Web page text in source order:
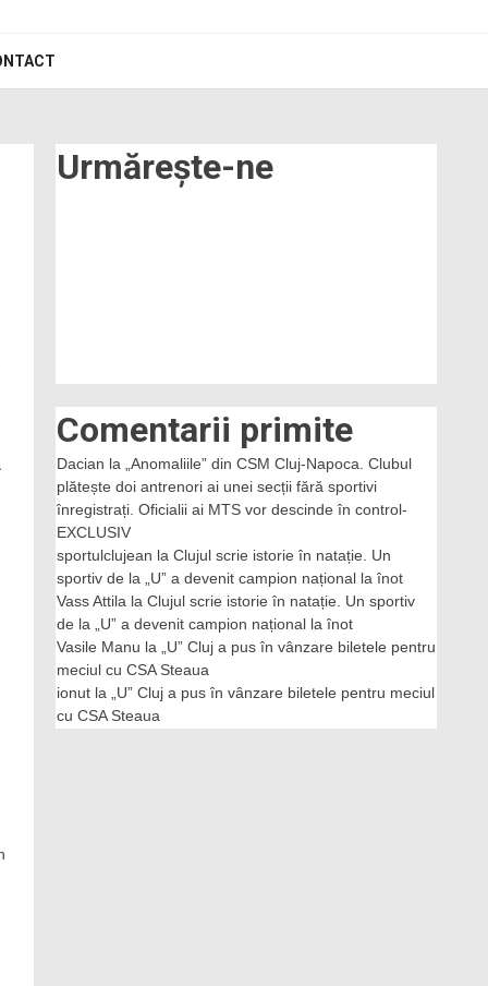
Urmărește-ne
Comentarii primite
Dacian la
„Anomaliile” din CSM Cluj-Napoca. Clubul
plătește doi antrenori ai unei secții fără sportivi
înregistrați. Oficialii ai MTS vor descinde în control-
EXCLUSIV
sportulclujean la Clujul scrie istorie în natație. Un
sportiv de la „U” a devenit campion național la înot
Vass Attila la Clujul scrie istorie în natație. Un sportiv
de la „U” a devenit campion național la înot
Vasile Manu la
„U” Cluj a pus în vânzare biletele pentru
meciul cu CSA Steaua
ionut la
„U” Cluj a pus în vânzare biletele pentru meciul
cu CSA Steaua